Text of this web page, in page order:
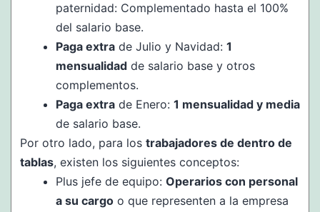
paternidad: Complementado hasta el 100%
del salario base.
Paga extra de Julio y Navidad: 1
mensualidad de salario base y otros
complementos.
Paga extra de Enero: 1 mensualidad y media
de salario base.
Por otro lado, para los trabajadores de dentro de
tablas, existen los siguientes conceptos:
Plus jefe de equipo: Operarios con personal
a su cargo o que representen a la empresa